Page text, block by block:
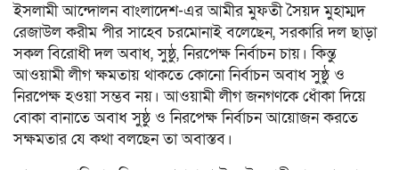
ইসলামী আন্দোলন বাংলাদেশ-এর আমীর মুফতী সৈয়দ মুহাম্মদ
রেজাউল করীম পীর সাহেব চরমোনাই বলেছেন, সরকারি দল ছাড়া
সকল বিরোধী দল অবাধ, সুষ্ঠু, নিরপেক্ষ নির্বাচন চায়। কিন্তু
আওয়ামী লীগ ক্ষমতায় থাকতে কোনো নির্বাচন অবাধ সুষ্ঠু ও
নিরপেক্ষ হওয়া সম্ভব নয়। আওয়ামী লীগ জনগণকে ধোঁকা দিয়ে
বোকা বানাতে অবাধ সুষ্ঠু ও নিরপেক্ষ নির্বাচন আয়োজন করতে
সক্ষমতার যে কথা বলছেন তা অবাস্তব।